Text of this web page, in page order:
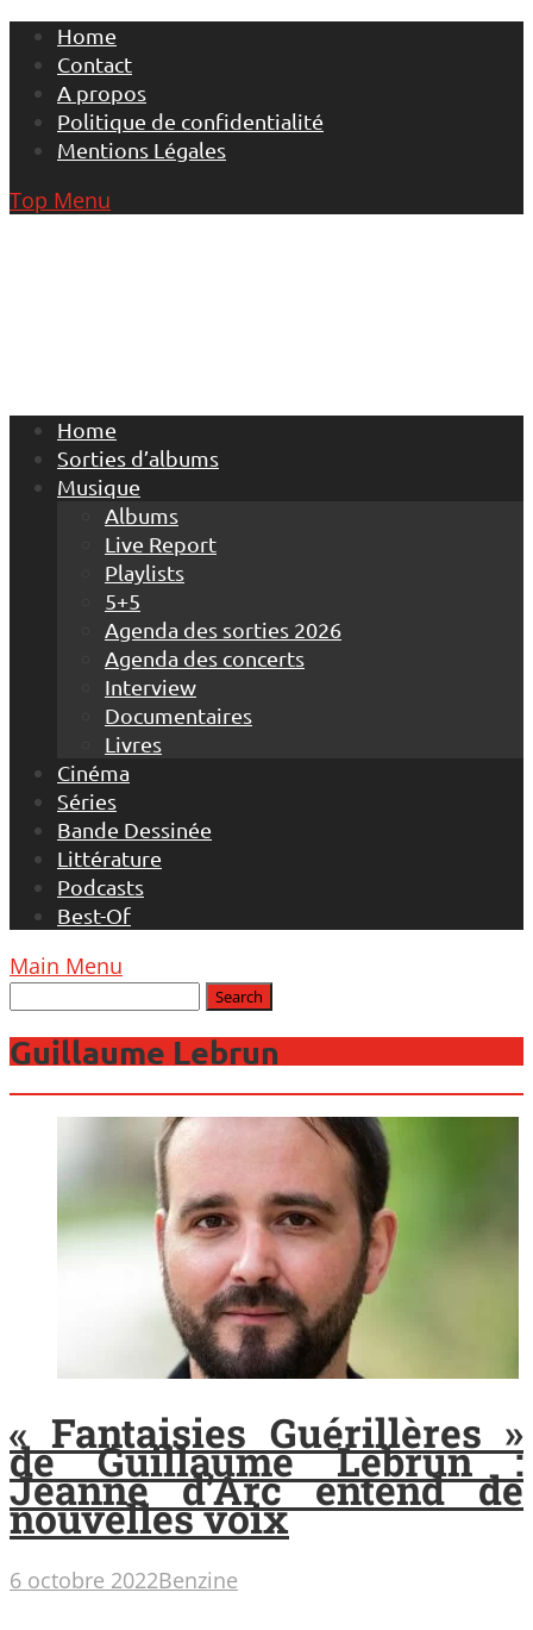
Skip
content
Home
Contact
A propos
Politique de confidentialité
Mentions Légales
Top Menu
Home
Sorties d’albums
Musique
Albums
Live Report
Playlists
5+5
Agenda des sorties 2026
Agenda des concerts
Interview
Documentaires
Livres
Cinéma
Séries
Bande Dessinée
Littérature
Podcasts
Best-Of
Main Menu
Guillaume Lebrun
« Fantaisies Guérillères »
de Guillaume Lebrun :
Jeanne d’Arc entend de
nouvelles voix
6 octobre 2022Benzine